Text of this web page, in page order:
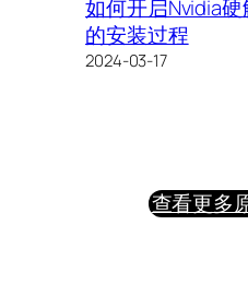
如何开启Nvidia
的安装过程
2024-03-17
查看更多